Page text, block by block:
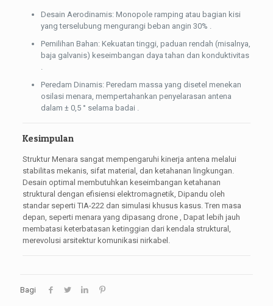
Desain Aerodinamis: Monopole ramping atau bagian kisi
yang terselubung mengurangi beban angin 30% .
Pemilihan Bahan: Kekuatan tinggi, paduan rendah (misalnya,
baja galvanis) keseimbangan daya tahan dan konduktivitas
.
Peredam Dinamis: Peredam massa yang disetel menekan
osilasi menara, mempertahankan penyelarasan antena
dalam ± 0,5 ° selama badai .
Kesimpulan
Struktur Menara sangat mempengaruhi kinerja antena melalui
stabilitas mekanis, sifat material, dan ketahanan lingkungan.
Desain optimal membutuhkan keseimbangan ketahanan
struktural dengan efisiensi elektromagnetik, Dipandu oleh
standar seperti TIA-222 dan simulasi khusus kasus. Tren masa
depan, seperti menara yang dipasang drone , Dapat lebih jauh
membatasi keterbatasan ketinggian dari kendala struktural,
merevolusi arsitektur komunikasi nirkabel.
Bagi